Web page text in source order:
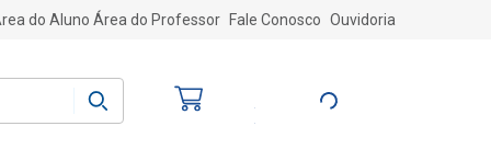
do Aluno Área do Professor Fale Conosco Ouvidoria
Entre ou Cadastre-